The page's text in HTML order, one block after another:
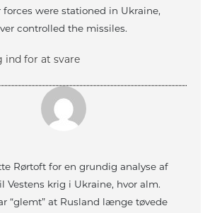
forces were stationed in Ukraine,
controlled the missiles.
ind for at svare
Rørtoft for en grundig analyse af
Vestens krig i Ukraine, hvor alm.
“glemt” at Rusland længe tøvede